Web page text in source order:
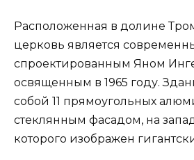
Расположенная в долине
церковь является
спроектированным Яном
освященным в 1965 году.
собой 11 прямоугольных
стеклянным фасадом, на
которого изображен